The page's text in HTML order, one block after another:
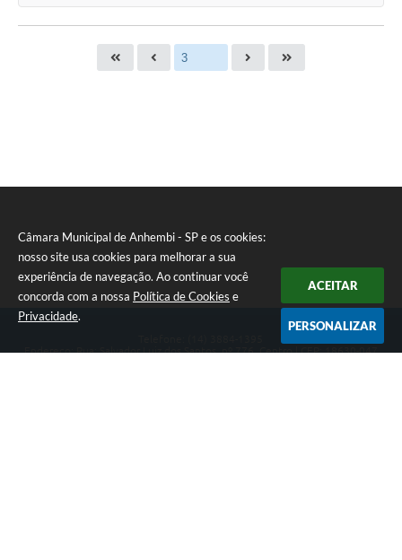
Câmara Municipal de Anhembi - SP e os cookies:
nosso site usa cookies para melhorar a sua
experiência de navegação. Ao continuar você
concorda com a nossa Política de Cookies e
Privacidade.
ACEITAR
PERSONALIZAR
Endereço: Rua: Salvador Luiz dos Santos, nº 776, Centro | CEP: 18630-047